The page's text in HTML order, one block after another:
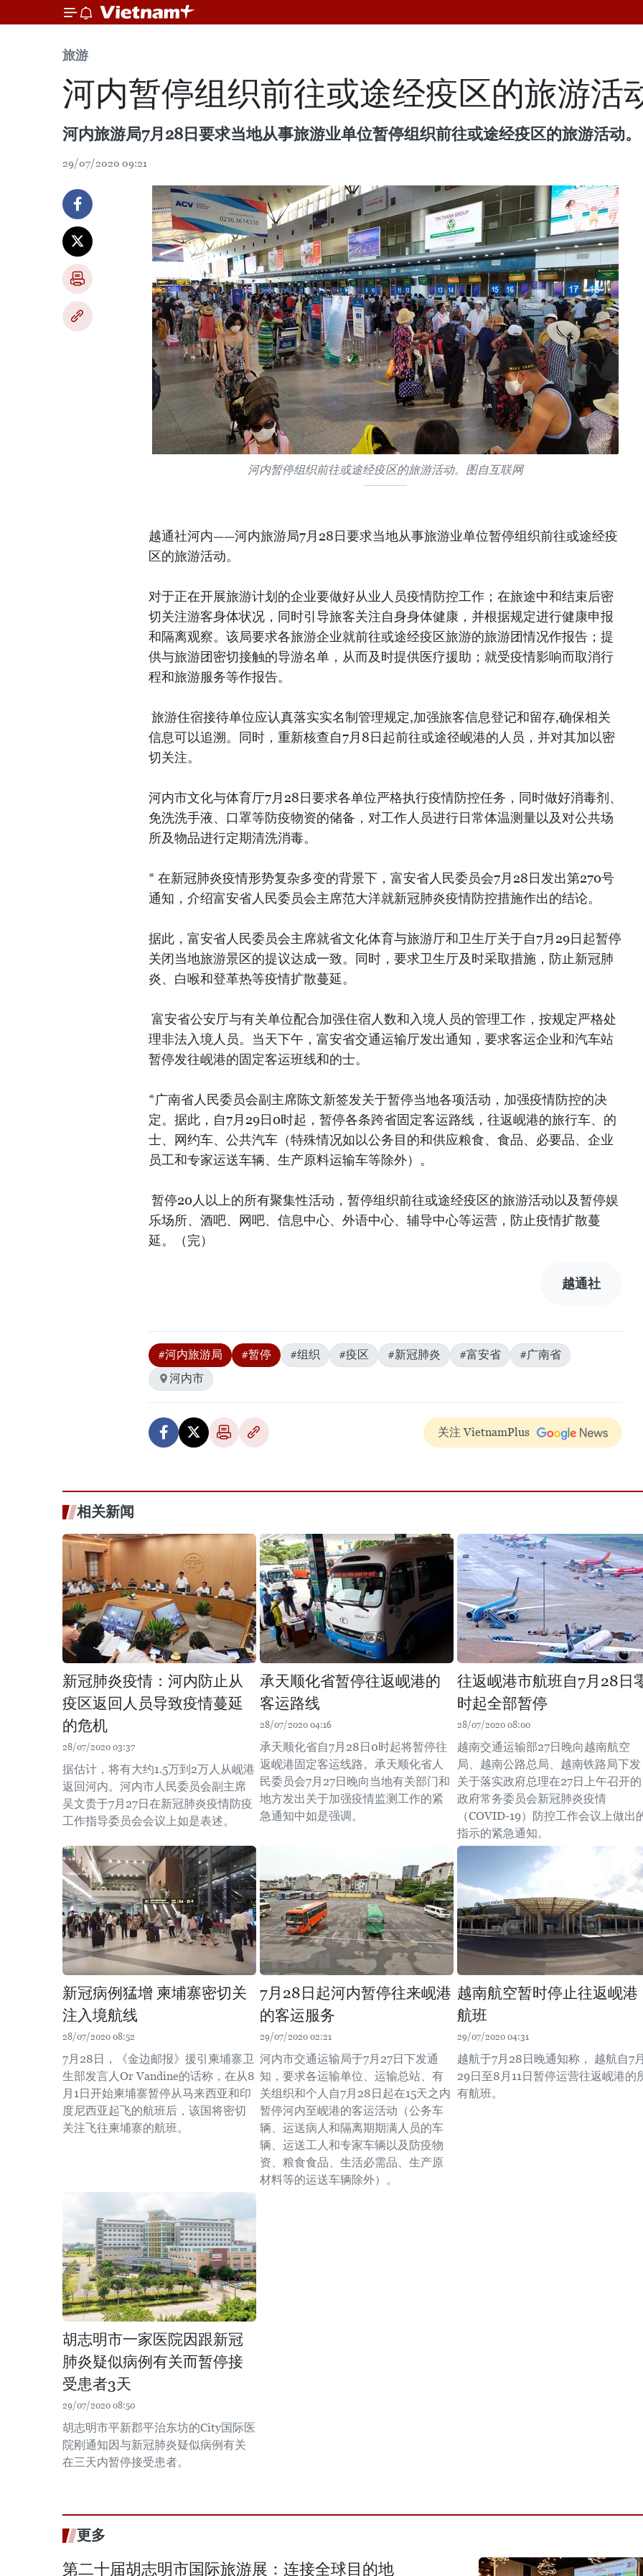
旅游
河内暂停组织前往或途经疫区的旅游活
河内旅游局7月28日要求当地从事旅游业单位暂停组织前往或途经疫区的旅游活动。
29/07/2020 09:21
河内暂停组织前往或途经疫区的旅游活动。图自互联网
越通社河内——河内旅游局7月28日要求当地从事旅游业单位暂停组织前往或途经疫
区的旅游活动。
对于正在开展旅游计划的企业要做好从业人员疫情防控工作；在旅途中和结束后密
切关注游客身体状况，同时引导旅客关注自身身体健康，并根据规定进行健康申报
和隔离观察。该局要求各旅游企业就前往或途经疫区旅游的旅游团情况作报告；提
供与旅游团密切接触的导游名单，从而及时提供医疗援助；就受疫情影响而取消行
程和旅游服务等作报告。
旅游住宿接待单位应认真落实实名制管理规定,加强旅客信息登记和留存,确保相关
信息可以追溯。同时，重新核查自7月8日起前往或途径岘港的人员，并对其加以密
切关注。
河内市文化与体育厅7月28日要求各单位严格执行疫情防控任务，同时做好消毒剂、
免洗洗手液、口罩等防疫物资的储备，对工作人员进行日常体温测量以及对公共场
所及物品进行定期清洗消毒。
* 在新冠肺炎疫情形势复杂多变的背景下，富安省人民委员会7月28日发出第270号
通知，介绍富安省人民委员会主席范大洋就新冠肺炎疫情防控措施作出的结论。
据此，富安省人民委员会主席就省文化体育与旅游厅和卫生厅关于自7月29日起暂停
关闭当地旅游景区的提议达成一致。同时，要求卫生厅及时采取措施，防止新冠肺
炎、白喉和登革热等疫情扩散蔓延。
富安省公安厅与有关单位配合加强住宿人数和入境人员的管理工作，按规定严格处
理非法入境人员。当天下午，富安省交通运输厅发出通知，要求客运企业和汽车站
暂停发往岘港的固定客运班线和的士。
*广南省人民委员会副主席陈文新签发关于暂停当地各项活动，加强疫情防控的决
定。据此，自7月29日0时起，暂停各条跨省固定客运路线，往返岘港的旅行车、的
士、网约车、公共汽车（特殊情况如以公务目的和供应粮食、食品、必要品、企业
员工和专家运送车辆、生产原料运输车等除外）。
暂停20人以上的所有聚集性活动，暂停组织前往或途经疫区的旅游活动以及暂停娱
乐场所、酒吧、网吧、信息中心、外语中心、辅导中心等运营，防止疫情扩散蔓
延。（完）
越通社
#河内旅游局 #暂停 #组织 #疫区 #新冠肺炎 #富安省
#广南省
河内市
关注 VietnamPlus
相关新闻
新冠肺炎疫情：河内防止从
疫区返回人员导致疫情蔓延
的危机
28/07/2020 03:37
据估计，将有大约1.5万到2万人从岘港
返回河内。河内市人民委员会副主席
吴文贵于7月27日在新冠肺炎疫情防疫
工作指导委员会会议上如是表述。
承天顺化省暂停往返岘港的
客运路线
28/07/2020 04:16
承天顺化省自7月28日0时起将暂停往
返岘港固定客运线路。承天顺化省人
民委员会7月27日晚向当地有关部门和
地方发出关于加强疫情监测工作的紧
急通知中如是强调。
往返岘港市航班自7月28日
时起全部暂停
28/07/2020 08:00
越南交通运输部27日晚向越南航空
局、越南公路总局、越南铁路局下发
关于落实政府总理在27日上午召开的
政府常务委员会新冠肺炎疫情
（COVID-19）防控工作会议上做出
指示的紧急通知。
新冠病例猛增 柬埔寨密切关
注入境航线
28/07/2020 08:52
7月28日，《金边邮报》援引柬埔寨卫
生部发言人Or Vandine的话称，在从8
月1日开始柬埔寨暂停从马来西亚和印
度尼西亚起飞的航班后，该国将密切
关注飞往柬埔寨的航班。
7月28日起河内暂停往来岘港
的客运服务
29/07/2020 02:21
河内市交通运输局于7月27日下发通
知，要求各运输单位、运输总站、有
关组织和个人自7月28日起在15天之内
暂停河内至岘港的客运活动（公务车
辆、运送病人和隔离期期满人员的车
辆、运送工人和专家车辆以及防疫物
资、粮食食品、生活必需品、生产原
材料等的运送车辆除外）。
越南航空暂时停止往返岘港
航班
29/07/2020 04:31
越航于7月28日晚通知称， 越航自7
29日至8月11日暂停运营往返岘港的
有航班。
胡志明市一家医院因跟新冠
肺炎疑似病例有关而暂停接
受患者3天
29/07/2020 08:50
胡志明市平新郡平治东坊的City国际医
院刚通知因与新冠肺炎疑似病例有关
在三天内暂停接受患者。
更多
第二十届胡志明市国际旅游展：连接全球目的地